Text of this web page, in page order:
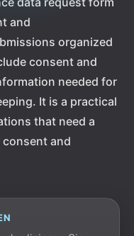
and
organized
consent and
needed for
It is a practical
that need a
and